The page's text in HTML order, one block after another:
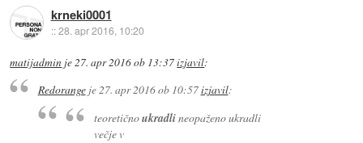
krneki0001
::28. apr 2016, 10:20
matijadmin je27. apr 2016 ob 13:37izjavil:
Redorangeje27. apr 2016 ob 10:57izjavil:
teoretičnoukradlineopaženo ukradli
večje v